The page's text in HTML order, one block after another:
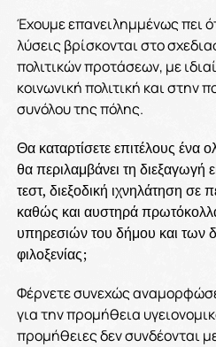
Έχουμε επανειλημμένως πει
λύσεις βρίσκονται στο
πολιτικών προτάσεων, με
κοινωνική πολιτική και στην
συνόλου της πόλης.
Θα καταρτίσετε επιτέλους ένα
θα περιλαμβάνει τη διεξαγωγή
τεστ, διεξοδική ιχνηλάτηση
καθώς και αυστηρά
υπηρεσιών του δήμου και των
φιλοξενίας;
Φέρνετε συνεχώς
για την προμήθεια
προμήθειες δεν συνδέονται